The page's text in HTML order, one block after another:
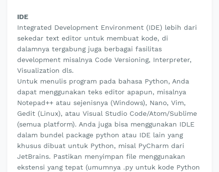
IDE
Integrated Development Environment (IDE) lebih dari
sekedar text editor untuk membuat kode, di
dalamnya tergabung juga berbagai fasilitas
development misalnya Code Versioning, Interpreter,
Visualization dls.
Untuk menulis program pada bahasa Python, Anda
dapat menggunakan teks editor apapun, misalnya
Notepad++ atau sejenisnya (Windows), Nano, Vim,
Gedit (Linux), atau Visual Studio Code/Atom/Sublime
(semua platform). Anda juga bisa menggunakan IDLE
dalam bundel package python atau IDE lain yang
khusus dibuat untuk Python, misal PyCharm dari
JetBrains. Pastikan menyimpan file menggunakan
ekstensi yang tepat (umumnya .py untuk kode Python